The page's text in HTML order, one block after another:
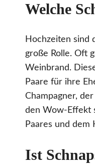
Welche
Hochzeiten sind
große Rolle. Oft
Weinbrand.
Paare für ihre
Champagner,
den Wow-Effekt
Paares und dem
Ist